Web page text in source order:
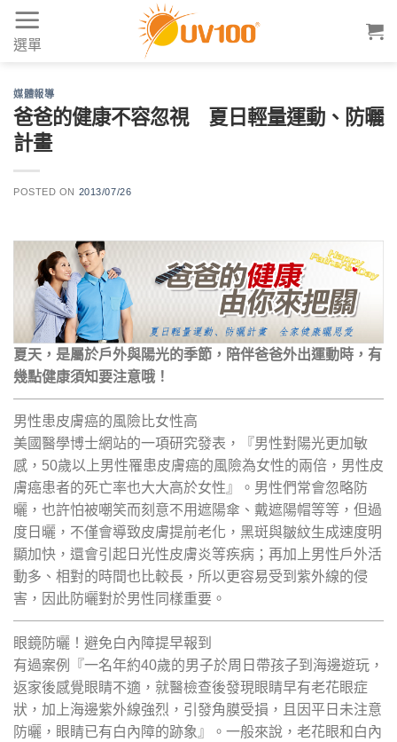
Skip
content
選單
媒體報導
爸爸的健康不容忽視 夏日輕量運動、防曬
計畫
POSTED ON 2013/07/26
夏天，是屬於戶外與陽光的季節，陪伴爸爸外出運動時，有
幾點健康須知要注意哦！
男性患皮膚癌的風險比女性高
美國醫學博士網站的一項研究發表，『男性對陽光更加敏
感，50歲以上男性罹患皮膚癌的風險為女性的兩倍，男性皮
膚癌患者的死亡率也大大高於女性』。男性們常會忽略防
曬，也許怕被嘲笑而刻意不用遮陽傘、戴遮陽帽等等，但過
度日曬，不僅會導致皮膚提前老化，黑斑與皺紋生成速度明
顯加快，還會引起日光性皮膚炎等疾病；再加上男性戶外活
動多、相對的時間也比較長，所以更容易受到紫外線的侵
害，因此防曬對於男性同樣重要。
眼鏡防曬！避免白內障提早報到
有過案例『一名年約40歲的男子於周日帶孩子到海邊遊玩，
返家後感覺眼睛不適，就醫檢查後發現眼睛早有老花眼症
狀，加上海邊紫外線強烈，引發角膜受損，且因平日未注意
防曬，眼睛已有白內障的跡象』。一般來說，老花眼和白內